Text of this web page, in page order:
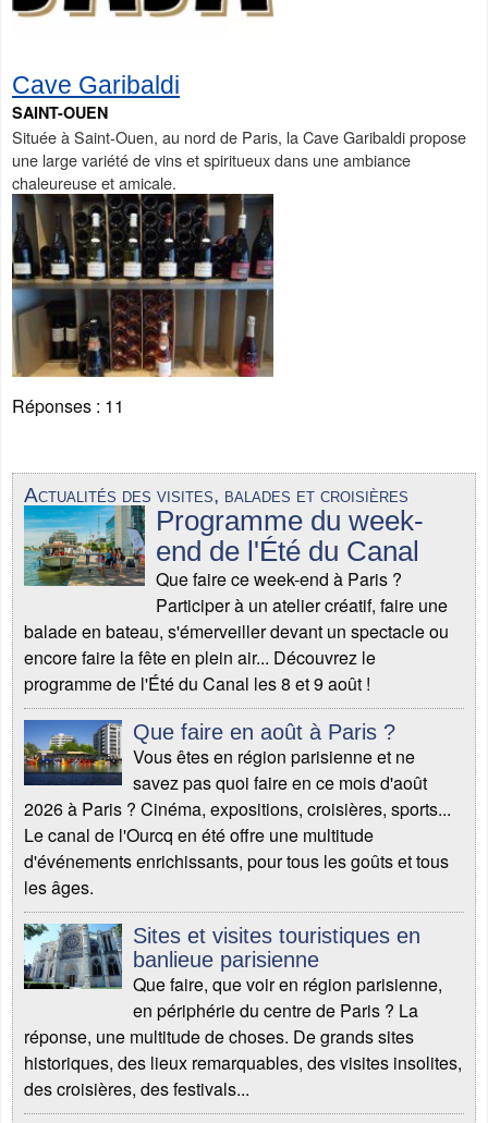
Cave Garibaldi
SAINT-OUEN
Située à Saint-Ouen, au nord de Paris, la Cave Garibaldi propose
une large variété de vins et spiritueux dans une ambiance
chaleureuse et amicale.
Réponses : 11
Actualités des visites, balades et croisières
Programme du week-
end de l'Été du Canal
Que faire ce week-end à Paris ?
Participer à un atelier créatif, faire une
balade en bateau, s'émerveiller devant un spectacle ou
encore faire la fête en plein air... Découvrez le
programme de l'Été du Canal les 8 et 9 août !
Que faire en août à Paris ?
Vous êtes en région parisienne et ne
savez pas quoi faire en ce mois d'août
2026 à Paris ? Cinéma, expositions, croisières, sports...
Le canal de l'Ourcq en été offre une multitude
d'événements enrichissants, pour tous les goûts et tous
les âges.
Sites et visites touristiques en
banlieue parisienne
Que faire, que voir en région parisienne,
en périphérie du centre de Paris ? La
réponse, une multitude de choses. De grands sites
historiques, des lieux remarquables, des visites insolites,
des croisières, des festivals...